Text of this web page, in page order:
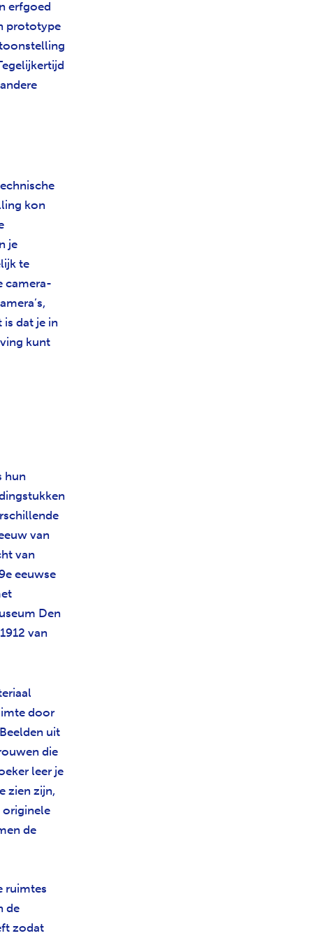
erfgoed
prototype
kon
je
te
camera-
dat je in
kunt
hun
van
van
eeuwse
Den
van
door
uit
die
leer je
zien zijn,
originele
de
ruimtes
de
zodat